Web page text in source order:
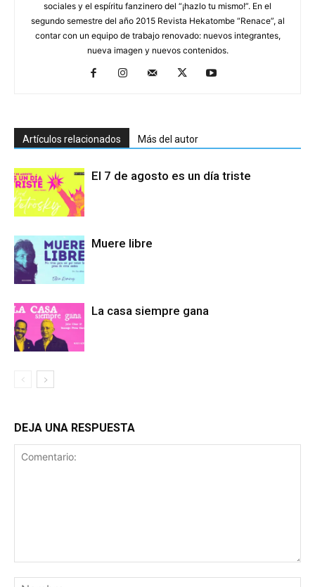
sociales y el espíritu fanzinero del “¡hazlo tu mismo!”. En el
segundo semestre del año 2015 Revista Hekatombe “Renace”, al
contar con un equipo de trabajo renovado: nuevos integrantes,
nueva imagen y nuevos contenidos.
Artículos relacionados Más del autor
El 7 de agosto es un día triste
Muere libre
La casa siempre gana
DEJA UNA RESPUESTA